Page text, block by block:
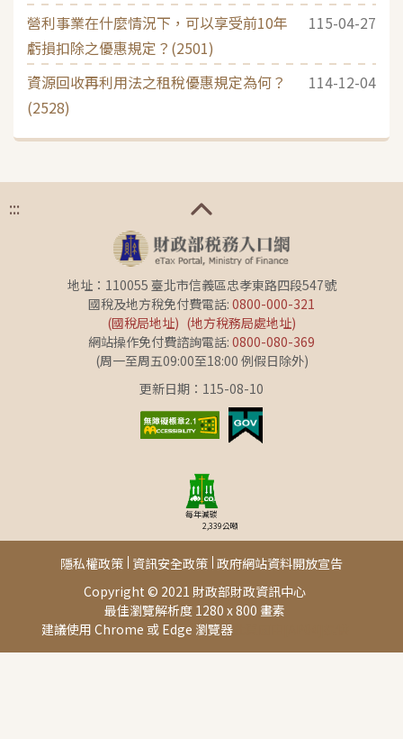
營利事業在什麼情況下，可以享受前10年
虧損扣除之優惠規定？(2501)
115-04-27
資源回收再利用法之租稅優惠規定為何？
(2528)
114-12-04
:::
地址：110055 臺北市信義區忠孝東路四段547號
國稅及地方稅免付費電話: 0800-000-321
(國稅局地址) (地方稅務局處地址)
網站操作免付費諮詢電話: 0800-080-369
(周一至周五09:00至18:00 例假日除外)
更新日期：115-08-10
每年減碳
2,339公噸
Copyright © 2021 財政部財政資訊中心
最佳瀏覽解析度 1280 x 800 畫素
建議使用 Chrome 或 Edge 瀏覽器此頁面由[AP04]提供
隱私權政策 資訊安全政策 政府網站資料開放宣告